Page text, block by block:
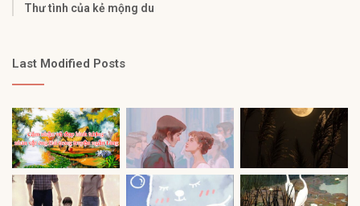
Thư tình của kẻ mộng du
Last Modified Posts